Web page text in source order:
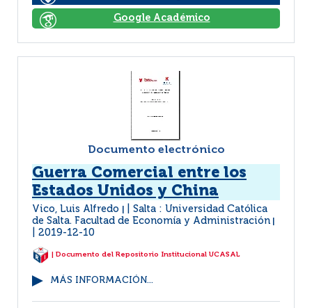
Google Académico
Documento electrónico
Guerra Comercial entre los
Estados Unidos y China
Vico, Luis Alfredo
Salta : Universidad Católica
de Salta. Facultad de Economía y Administración
2019-12-10
| Documento del Repositorio Institucional UCASAL
MÁS INFORMACIÓN...